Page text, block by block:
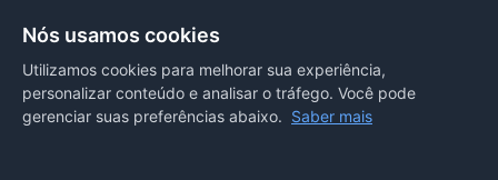
PORTAL COVID-19
Nós usamos cookies
Utilizamos cookies para melhorar sua experiência,
personalizar conteúdo e analisar o tráfego. Você pode
gerenciar suas preferências abaixo. Saber mais